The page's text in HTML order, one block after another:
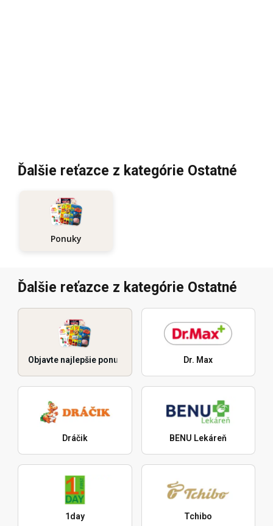
Ďalšie reťazce z kategórie Ostatné
Ponuky
Ďalšie reťazce z kategórie Ostatné
Objavte najlepšie ponuky Dr. Max
Dráčik BENU Lekáreň
1day Tchibo